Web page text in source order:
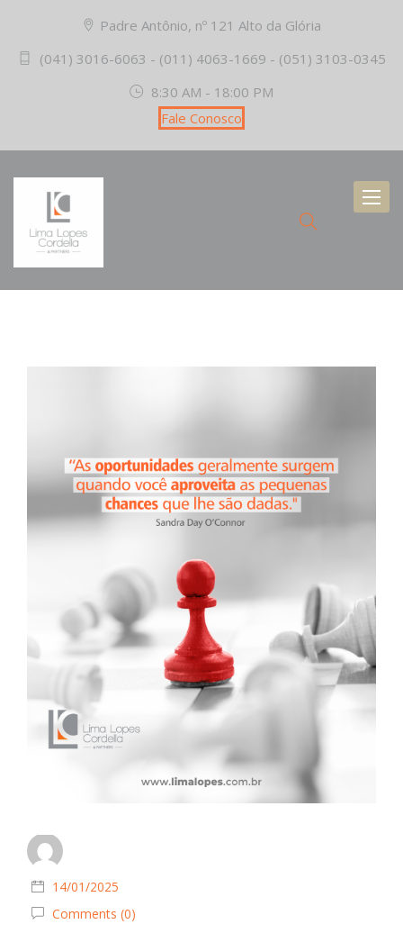
Padre Antônio, nº 121 Alto da Glória
(041) 3016-6063 - (011) 4063-1669 - (051) 3103-0345
8:30 AM - 18:00 PM
Fale Conosco
14/01/2025
Comments (0)